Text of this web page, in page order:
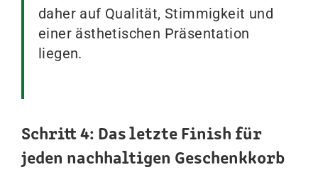
daher auf Qualität, Stimmigkeit und
einer ästhetischen Präsentation
liegen.
Schritt 4: Das letzte Finish für
jeden nachhaltigen Geschenkkorb